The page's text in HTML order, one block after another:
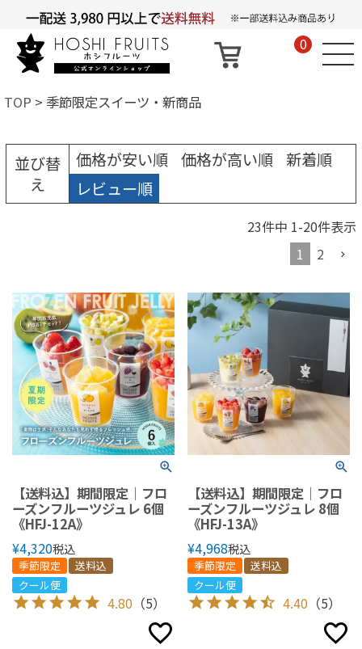
0
TOP 季節限定スイーツ・新商品
並び替
え
価格が安い順 価格が高い順
新着順
レビュー順
23件中 1-20件表示
1
2
【送料込】期間限定｜フロ
ーズンフルーツジュレ 6個
《HFJ-12A》
¥4,320税込
季節限定
送料込
クール便
4.80 （5）
【送料込】期間限定｜フロ
ーズンフルーツジュレ 8個
《HFJ-13A》
¥4,968税込
季節限定
送料込
クール便
4.40 （5）